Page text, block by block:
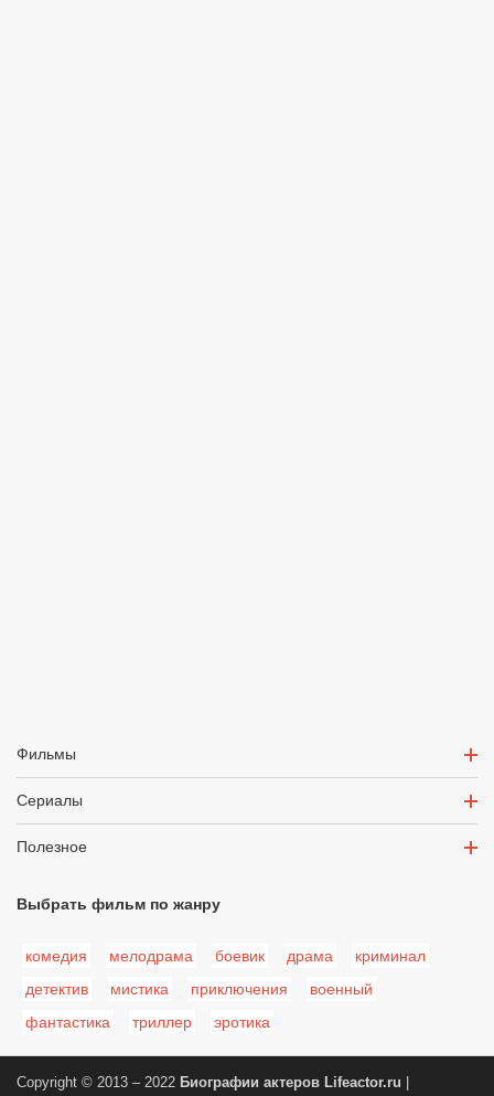
Фильмы
Сериалы
Полезное
Выбрать фильм по жанру
комедия мелодрама боевик драма
криминал
детектив
мистика приключения
военный
фантастика
триллер эротика
Copyright © 2013 – 2022 Биографии актеров Lifeactor.ru